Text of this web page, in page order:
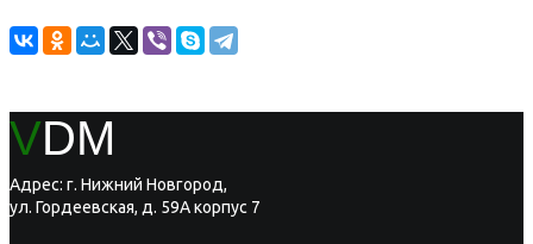
VDM
Адрес: г. Нижний Новгород,
ул. Гордеевская, д. 59А корпус 7